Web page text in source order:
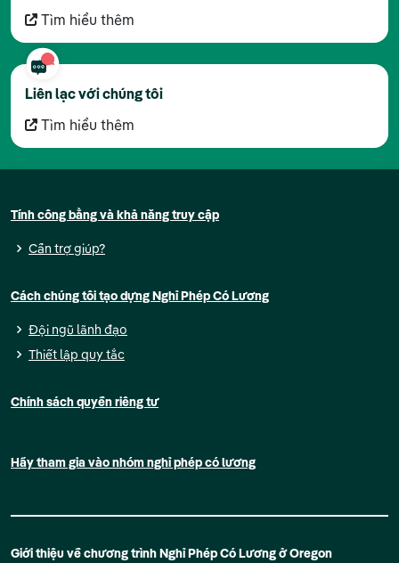
Tìm hiểu thêm
Liên lạc với chúng tôi
Tìm hiểu thêm
Giới thiệu về chương trình Nghỉ Phép Có Lương ở Oregon
Cách chúng tôi tạo dựng Nghỉ Phép Có Lương
Đội ngũ lãnh đạo
Thiết lập quy tắc
Tính công bằng và khả năng truy cập
Cần trợ giúp?
Chính sách quyền riêng tư
Hãy tham gia vào nhóm nghỉ phép có lương